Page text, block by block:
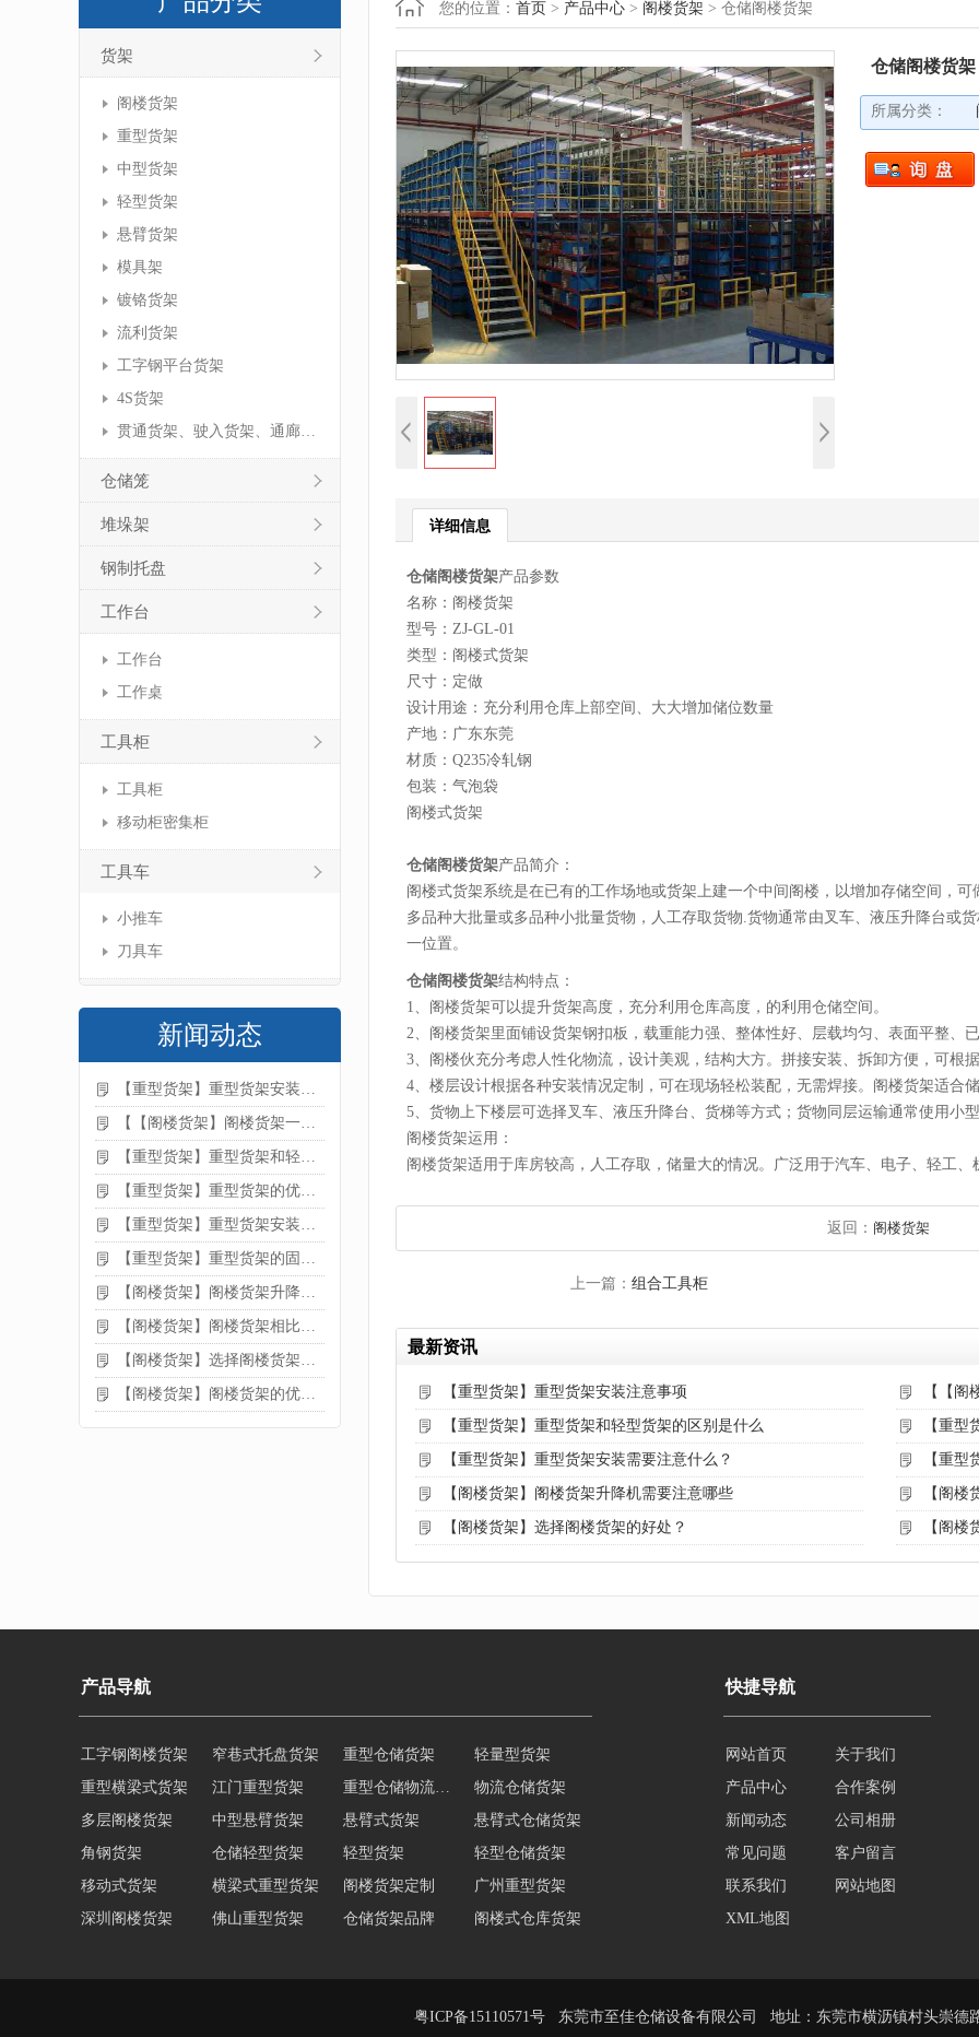
货架
阁楼货架
重型货架
中型货架
轻型货架
悬臂货架
模具架
镀铬货架
流利货架
工字钢平台货架
4S货架
贯通货架、驶入货架、通廊货架
仓储笼
堆垛架
钢制托盘
工作台
工作台
工作桌
工具柜
工具柜
移动柜密集柜
工具车
小推车
刀具车
新闻动态
【重型货架】重型货架安装注意事项
【【阁楼货架】阁楼货架一般有哪些用途
【重型货架】重型货架和轻型货架的区别是什么
【重型货架】重型货架的优缺点
【重型货架】重型货架安装需要注意什么？
【重型货架】重型货架的固定方法
【阁楼货架】阁楼货架升降机需要注意哪些
【阁楼货架】阁楼货架相比传统货架的优势是什么
【阁楼货架】选择阁楼货架的好处？
【阁楼货架】阁楼货架的优点是什么
您的位置： 首页 > 产品中心 > 阁楼货架 > 仓储阁楼货架
仓储阁楼货架
所属分类：
详细信息
仓储阁楼货架产品参数
名称：阁楼货架
型号：ZJ-GL-01
类型：阁楼式货架
尺寸：定做
设计用途：充分利用仓库上部空间、大大增加储位数量
产地：广东东莞
材质：Q235冷轧钢
包装：气泡袋
阁楼式货架
仓储阁楼货架产品简介：
阁楼式货架系统是在已有的工作场地或货架上建一个中间阁楼，以增加存储空间，
多品种大批量或多品种小批量货物，人工存取货物.货物通常由叉车、液压升降台或
一位置。
仓储阁楼货架结构特点：
1、阁楼货架可以提升货架高度，充分利用仓库高度，的利用仓储空间。
2、阁楼货架里面铺设货架钢扣板，载重能力强、整体性好、层载均匀、表面平整、
3、阁楼伙充分考虑人性化物流，设计美观，结构大方。拼接安装、拆卸方便，可根
4、楼层设计根据各种安装情况定制，可在现场轻松装配，无需焊接。阁楼货架适合
5、货物上下楼层可选择叉车、液压升降台、货梯等方式；货物同层运输通常使用小
阁楼货架运用：
阁楼货架适用于库房较高，人工存取，储量大的情况。广泛用于汽车、电子、轻工、
返回： 阁楼货架
上一篇： 组合工具柜
最新资讯
【重型货架】重型货架安装注意事项 【【阁
【重型货架】重型货架和轻型货架的区别是什么 【重型
【重型货架】重型货架安装需要注意什么？ 【重型
【阁楼货架】阁楼货架升降机需要注意哪些 【阁
【阁楼货架】选择阁楼货架的好处？ 【阁楼
产品导航
工字钢阁楼货架 窄巷式托盘货架 重型仓储货架
轻量型货架
重型横梁式货架
江门重型货架 重型仓储物流货架
物流仓储货架
多层阁楼货架
中型悬臂货架 悬臂式货架
悬臂式仓储货架
角钢货架
仓储轻型货架 轻型货架
轻型仓储货架
移动式货架
横梁式重型货架 阁楼货架定制
广州重型货架
深圳阁楼货架
佛山重型货架 仓储货架品牌
阁楼式仓库货架
货架重型货架
广州阁楼货架
快捷导航
网站首页
关于我们
产品中心
合作案例
新闻动态
公司相册
常见问题
客户留言
联系我们
网站地图
XML地图
粤ICP备15110571号东莞市至佳仓储设备有限公司 地址：东莞市横沥镇村头崇德